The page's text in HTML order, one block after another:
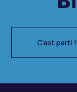
C'est parti !